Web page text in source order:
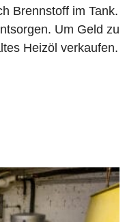
Brennstoff im Tank.
Um Geld zu
Heizöl verkaufen.